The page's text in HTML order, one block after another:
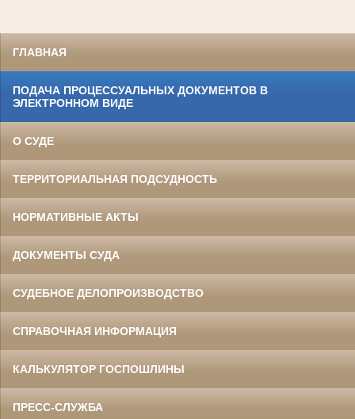
ГЛАВНАЯ
ПОДАЧА ПРОЦЕССУАЛЬНЫХ ДОКУМЕНТОВ В
ЭЛЕКТРОННОМ ВИДЕ
О СУДЕ
ТЕРРИТОРИАЛЬНАЯ ПОДСУДНОСТЬ
НОРМАТИВНЫЕ АКТЫ
ДОКУМЕНТЫ СУДА
СУДЕБНОЕ ДЕЛОПРОИЗВОДСТВО
СПРАВОЧНАЯ ИНФОРМАЦИЯ
КАЛЬКУЛЯТОР ГОСПОШЛИНЫ
ПРЕСС-СЛУЖБА